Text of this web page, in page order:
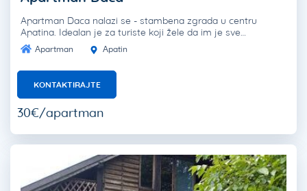
Apartman Daca nalazi se - stambena zgrada u centru
Apatina. Idealan je za turiste koji žele da im je sve…
Apartman Apatin
KONTAKTIRAJTE
30€/apartman